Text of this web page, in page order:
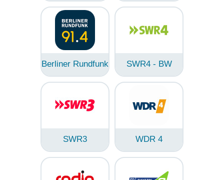
Berliner Rundfunk SWR4 - BW
SWR3 WDR 4